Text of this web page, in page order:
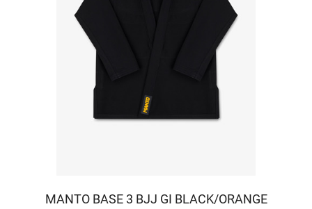
MANTO BASE 3 BJJ GI BLACK/ORANGE